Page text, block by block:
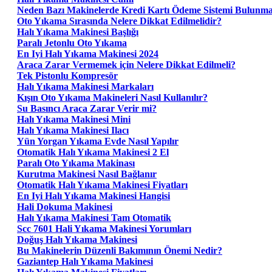
Neden Bazı Makinelerde Kredi Kartı Ödeme Sistemi
Oto Yıkama Sırasında Nelere Dikkat Edilmelidir?
Halı Yıkama Makinesi Başlığı
Paralı Jetonlu Oto Yıkama
En Iyi Halı Yıkama Makinesi 2024
Araca Zarar Vermemek için Nelere Dikkat Edilmeli?
Tek Pistonlu Kompresör
Halı Yıkama Makinesi Markaları
Kışın Oto Yıkama Makineleri Nasıl Kullanılır?
Su Basıncı Araca Zarar Verir mi?
Halı Yıkama Makinesi Mini
Halı Yıkama Makinesi Ilacı
Yün Yorgan Yıkama Evde Nasıl Yapılır
Otomatik Halı Yıkama Makinesi 2 El
Paralı Oto Yıkama Makinası
Kurutma Makinesi Nasıl Bağlanır
Otomatik Halı Yıkama Makinesi Fiyatları
En Iyi Halı Yıkama Makinesi Hangisi
Hali Dokuma Makinesi
Halı Yıkama Makinesi Tam Otomatik
Scc 7601 Hali Yıkama Makinesi Yorumları
Doğuş Halı Yıkama Makinesi
Bu Makinelerin Düzenli Bakımının Önemi Nedir?
Gaziantep Halı Yıkama Makinesi